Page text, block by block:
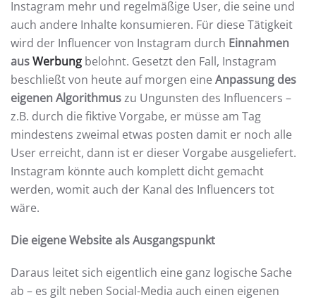
Instagram mehr und regelmäßige User, die seine und
auch andere Inhalte konsumieren. Für diese Tätigkeit
wird der Influencer von Instagram durch Einnahmen
ausWerbung belohnt. Gesetzt den Fall, Instagram
beschließt von heute auf morgen eine Anpassung des
eigenen Algorithmuszu Ungunsten des Influencers –
z.B. durch die fiktive Vorgabe, er müsse am Tag
mindestens zweimal etwas posten damit er noch alle
User erreicht, dann ist er dieser Vorgabe ausgeliefert.
Instagram könnte auch komplett dicht gemacht
werden, womit auch der Kanal des Influencers tot
wäre.
Die eigene Website als Ausgangspunkt
Daraus leitet sich eigentlich eine ganz logische Sache
ab – es gilt neben Social-Media auch einen eigenen